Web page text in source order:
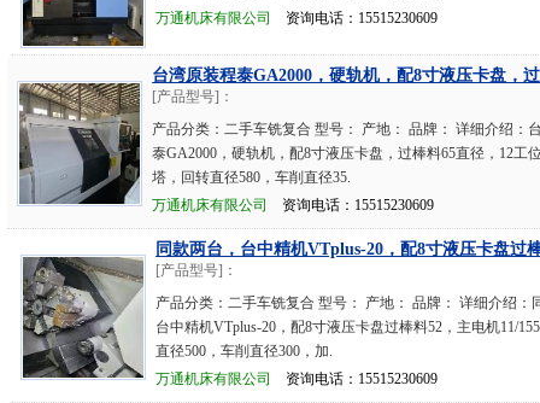
万通机床有限公司
资询电话：15515230609
台湾原装程泰GA2000，硬轨机，配8寸液压卡盘，
[产品型号]：
产品分类：二手车铣复合 型号： 产地： 品牌： 详细介绍：
泰GA2000，硬轨机，配8寸液压卡盘，过棒料65直径，12工
塔，回转直径580，车削直径35.
万通机床有限公司
资询电话：15515230609
同款两台，台中精机VTplus-20，配8寸液压卡盘过
[产品型号]：
产品分类：二手车铣复合 型号： 产地： 品牌： 详细介绍：
台中精机VTplus-20，配8寸液压卡盘过棒料52，主电机11/
直径500，车削直径300，加.
万通机床有限公司
资询电话：15515230609